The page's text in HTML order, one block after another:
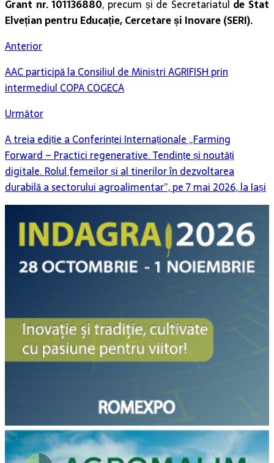
Grant nr. 101136880, precum și de Secretariatul de Stat
Elvețian pentru Educație, Cercetare și Inovare (SERI).
Anterior
AAC participă la Consiliul de Miniștri AGRIFISH prin
intermediul COPA COGECA
Următor
A treia ediție a Conferinței Internaționale „Farming
Forward – Practici regenerative. Tendințe și noutăți
digitale. Rolul femeilor și al tinerilor în dezvoltarea
durabilă a sectorului agroalimentar”, pe 7 mai 2026, la Iași